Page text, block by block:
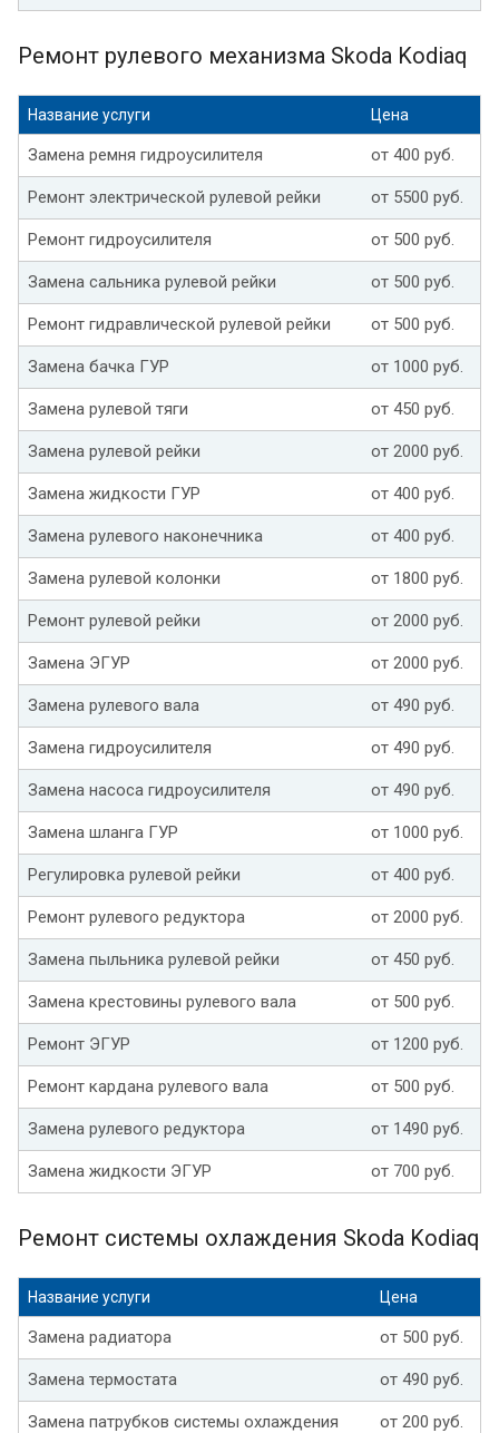
Ремонт рулевого механизма Skoda Kodiaq
Название услуги Цена
Замена ремня гидроусилителя от 400 руб.
Ремонт электрической рулевой рейки от 5500 руб.
Ремонт гидроусилителя от 500 руб.
Замена сальника рулевой рейки от 500 руб.
Ремонт гидравлической рулевой рейки от 500 руб.
Замена бачка ГУР от 1000 руб.
Замена рулевой тяги от 450 руб.
Замена рулевой рейки от 2000 руб.
Замена жидкости ГУР от 400 руб.
Замена рулевого наконечника от 400 руб.
Замена рулевой колонки от 1800 руб.
Ремонт рулевой рейки от 2000 руб.
Замена ЭГУР от 2000 руб.
Замена рулевого вала от 490 руб.
Замена гидроусилителя от 490 руб.
Замена насоса гидроусилителя от 490 руб.
Замена шланга ГУР от 1000 руб.
Регулировка рулевой рейки от 400 руб.
Ремонт рулевого редуктора от 2000 руб.
Замена пыльника рулевой рейки от 450 руб.
Замена крестовины рулевого вала от 500 руб.
Ремонт ЭГУР от 1200 руб.
Ремонт кардана рулевого вала от 500 руб.
Замена рулевого редуктора от 1490 руб.
Замена жидкости ЭГУР от 700 руб.
Ремонт системы охлаждения Skoda Kodiaq
Название услуги Цена
Замена радиатора от 500 руб.
Замена термостата от 490 руб.
Замена патрубков системы охлаждения от 200 руб.